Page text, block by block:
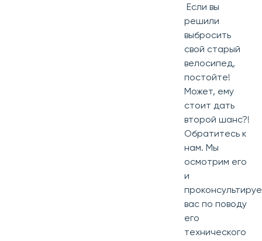
Если вы
решили
выбросить
свой старый
велосипед,
постойте!
Может, ему
стоит дать
второй шанс?!
Обратитесь к
нам. Мы
осмотрим его
и
вас по поводу
его
технического